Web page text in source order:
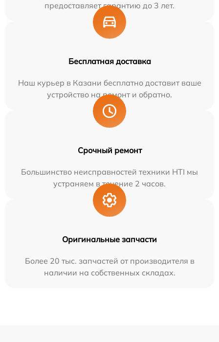
предоставляет гарантию до 3 лет.
Бесплатная доставка
Наш курьер в Казани бесплатно доставит ваше
устройство на ремонт и обратно.
Срочный ремонт
Большинство неисправностей техники HTI мы
устраняем в течение 2 часов.
Оригинальные запчасти
Более 20 тыс. запчастей от производителя в
наличии на собственных складах.